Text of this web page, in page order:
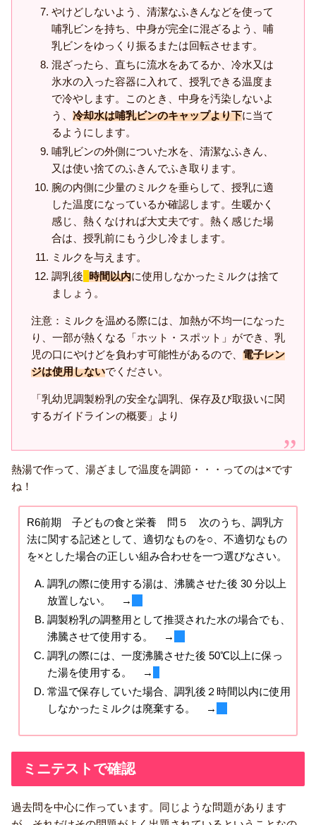
やけどしないよう、清潔なふきんなどを使って
哺乳ビンを持ち、中身が完全に混ざるよう、哺
乳ビンをゆっくり振るまたは回転させます。
混ざったら、直ちに流水をあてるか、冷水又は
氷水の入った容器に入れて、授乳できる温度ま
で冷やします。このとき、中身を汚染しないよ
う、 冷却水は哺乳ビンのキャップより下に当て
るようにします。
哺乳ビンの外側についた水を、清潔なふきん、
又は使い捨てのふきんでふき取ります。
腕の内側に少量のミルクを垂らして、授乳に適
した温度になっているか確認します。生暖かく
感じ、熱くなければ大丈夫です。熱く感じた場
合は、授乳前にもう少し冷まします。
ミルクを与えます。
調乳後 時間以内に使用しなかったミルクは捨て
ましょう。
注意：ミルクを温める際には、加熱が不均一になった
り、一部が熱くなる「ホット・スポット」ができ、乳
児の口にやけどを負わす可能性があるので、 電子レン
ジは使用しないでください。
「乳幼児調製粉乳の安全な調乳、保存及び取扱いに関
するガイドラインの概要」より
熱湯で作って、湯ざましで温度を調節・・・ってのは×です
ね！
R6前期 子どもの食と栄養 問５ 次のうち、調乳方
法に関する記述として、適切なものを○、不適切なもの
を×とした場合の正しい組み合わせを一つ選びなさい。
調乳の際に使用する湯は、沸騰させた後 30 分以上
放置しない。 →
調製粉乳の調整用として推奨された水の場合でも、
沸騰させて使用する。 →
調乳の際には、一度沸騰させた後 50℃以上に保っ
た湯を使用する。 →
常温で保存していた場合、調乳後２時間以内に使用
しなかったミルクは廃棄する。 →
ミニテストで確認
過去問を中心に作っています。同じような問題があります